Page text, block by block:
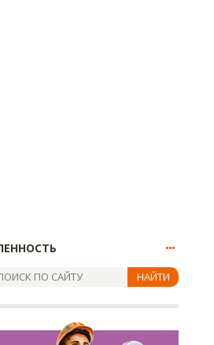
НАЙТИ